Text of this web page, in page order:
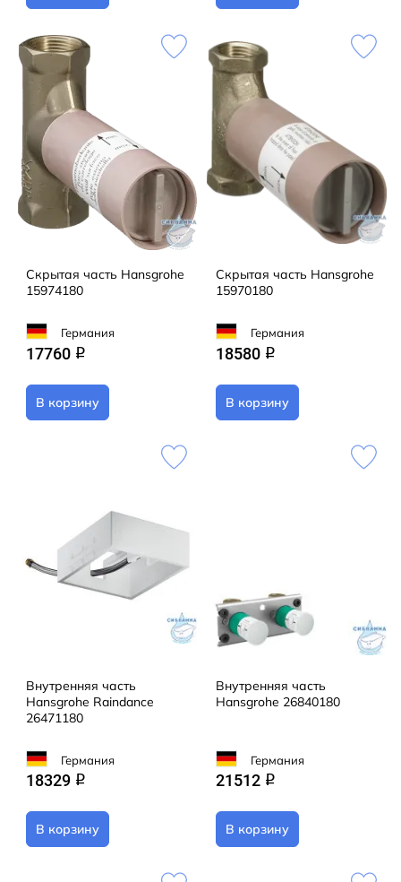
Скрытая часть Hansgrohe
15974180
Германия
17760 q
В корзину
Скрытая часть Hansgrohe
15970180
Германия
18580 q
В корзину
Внутренняя часть
Hansgrohe Raindance
26471180
Германия
18329 q
В корзину
Внутренняя часть
Hansgrohe 26840180
Германия
21512 q
В корзину